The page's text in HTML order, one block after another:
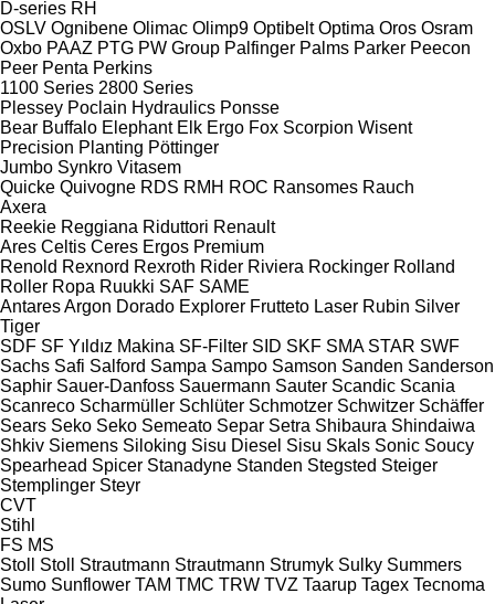
D-series RH
OSLV Ognibene Olimac Olimp9 Optibelt Optima Oros Osram
Oxbo PAAZ PTG PW Group Palfinger Palms Parker Peecon
Peer Penta Perkins
1100 Series 2800 Series
Plessey Poclain Hydraulics Ponsse
Bear Buffalo Elephant Elk Ergo Fox Scorpion Wisent
Precision Planting Pöttinger
Jumbo Synkro Vitasem
Quicke Quivogne RDS RMH ROC Ransomes Rauch
Axera
Reekie Reggiana Riduttori Renault
Ares Celtis Ceres Ergos Premium
Renold Rexnord Rexroth Rider Riviera Rockinger Rolland
Roller Ropa Ruukki SAF SAME
AntaresArgon Dorado Explorer Frutteto Laser Rubin Silver
Tiger
SDF SF Yıldız Makina SF-Filter SID SKF SMA STAR SWF
Sachs Safi Salford Sampa Sampo Samson Sanden Sanderson
Saphir Sauer-Danfoss Sauermann Sauter Scandic Scania
Scanreco Scharmüller Schlüter Schmotzer Schwitzer Schäffer
Sears Seko Seko Semeato Separ Setra Shibaura Shindaiwa
Shkiv Siemens Siloking Sisu Diesel Sisu Skals Sonic Soucy
Spearhead Spicer Stanadyne Standen Stegsted Steiger
Stemplinger Steyr
CVT
Stihl
FS MS
Stoll
Stoll Strautmann Strautmann Strumyk Sulky Summers
Sumo Sunflower TAM TMC TRW TVZ Taarup Tagex Tecnoma